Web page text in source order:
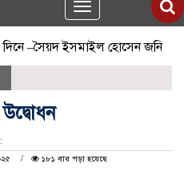
Toggle
navigation
–সৈয়দ ইসমাইল হোসেন জনি জুলাই
১৮১ বার পড়া হয়েছে